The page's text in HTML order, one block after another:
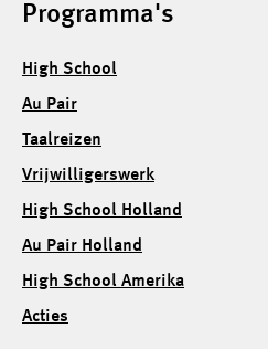
Programma's
High School
Au Pair
Taalreizen
Vrijwilligerswerk
High School Holland
Au Pair Holland
High School Amerika
Acties